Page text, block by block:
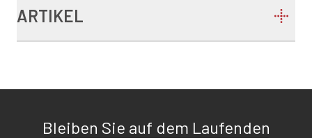
ARTIKEL
Bleiben Sie auf dem Laufenden